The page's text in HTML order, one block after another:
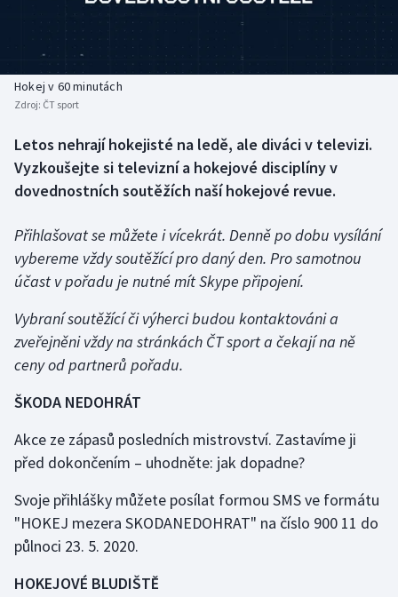
Baseball a softbal
Basketbal
Biatlon
Boby a skeleton
Box
Curling
Dostihy
Florbal
Futsal
Golf
Gymnastika
Házená
Jezdectví
Judo
Soutěže
Historické návraty
Aplikace ČT sport
AZ kvíz
Hokej v 60 minutách
Zdroj: ČT sport
Letos nehrají hokejisté na ledě, ale diváci v televizi.
Vyzkoušejte si televizní a hokejové disciplíny v
dovednostních soutěžích naší hokejové revue.
Přihlašovat se můžete i vícekrát. Denně po dobu vysílání
vybereme vždy soutěžící pro daný den. Pro samotnou
účast v pořadu je nutné mít Skype připojení.
Vybraní soutěžící či výherci budou kontaktováni a
zveřejněni vždy na stránkách ČT sport a čekají na ně
ceny od partnerů pořadu.
ŠKODA NEDOHRÁT
Akce ze zápasů posledních mistrovství. Zastavíme ji
před dokončením – uhodněte: jak dopadne?
Svoje přihlášky můžete posílat formou SMS ve formátu
"HOKEJ mezera SKODANEDOHRAT" na číslo 900 11 do
půlnoci 23. 5. 2020.
HOKEJOVÉ BLUDIŠTĚ